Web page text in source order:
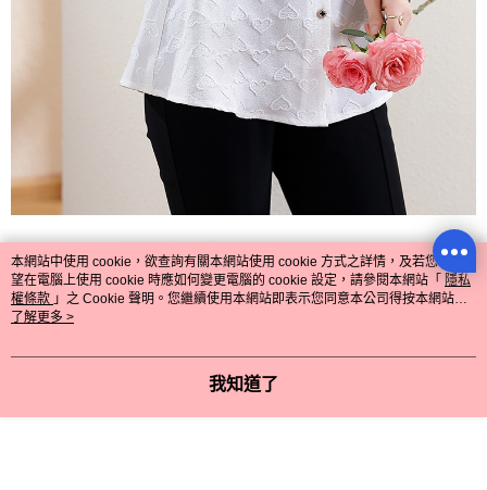
本網站中使用 cookie，欲查詢有關本網站使用 cookie 方式之詳情，及若您不希
望在電腦上使用 cookie 時應如何變更電腦的 cookie 設定，請參閱本網站「 隱私
權條款 」之 Cookie 聲明。您繼續使用本網站即表示您同意本公司得按本網站使
用條款之 Cookie 聲明使用 cookie。
了解更多 >
我知道了